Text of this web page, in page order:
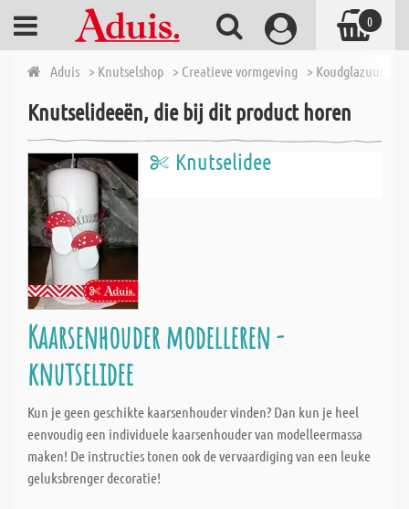
Aduis > Knutselshop > Creatieve vormgeving > Koudglazuur &
Knutselideeën, die bij dit product horen
Knutselidee
Kaarsenhouder modelleren -
knutselidee
Kun je geen geschikte kaarsenhouder vinden? Dan kun je heel
eenvoudig een individuele kaarsenhouder van modelleermassa
maken! De instructies tonen ook de vervaardiging van een leuke
geluksbrenger decoratie!
0